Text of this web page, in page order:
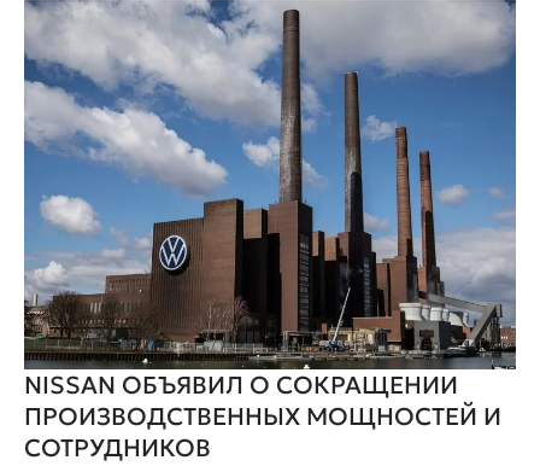
NISSAN ОБЪЯВИЛ О СОКРАЩЕНИИ
ПРОИЗВОДСТВЕННЫХ МОЩНОСТЕЙ И
СОТРУДНИКОВ